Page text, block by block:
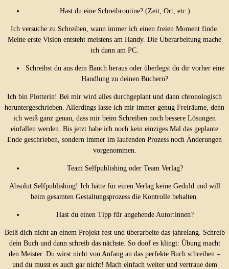
Hast du eine Schreibroutine? (Zeit, Ort, etc.)
Ich versuche zu Schreiben, wann immer ich einen freien Moment finde.
Meine erste Vision entsteht meistens am Handy. Die Überarbeitung mache
ich dann am PC.
Schreibst du aus dem Bauch heraus oder überlegst du dir vorher eine
Handlung zu deinen Büchern?
Ich bin Plotterin! Bei mir wird alles durchgeplant und dann chronologisch
heruntergeschrieben. Allerdings lasse ich mir immer genug Freiräume, denn
ich weiß ganz genau, dass mir beim Schreiben noch bessere Lösungen
einfallen werden. Bis jetzt habe ich noch kein einziges Mal das geplante
Ende geschrieben, sondern immer im laufenden Prozess noch Änderungen
vorgenommen.
Team Selfpublishing oder Team Verlag?
Absolut Selfpublishing! Ich hätte für einen Verlag keine Geduld und will
beim gesamten Gestaltungsprozess die Kontrolle behalten.
Hast du einen Tipp für angehende Autor:innen?
Beiß dich nicht an einem Projekt fest und überarbeite das jahrelang. Schreib
dein Buch und dann schreib das nächste. So doof es klingt: Übung macht
den Meister. Du wirst nicht von Anfang an das perfekte Buch schreiben –
und du musst es auch gar nicht! Mach einfach weiter und vertraue dem